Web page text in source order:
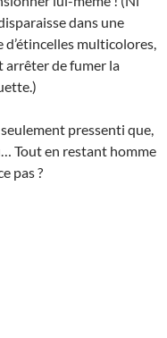
dans une
d’étincelles multicolores,
arrêter de fumer la
pressenti que,
Tout en restant homme
pas ?